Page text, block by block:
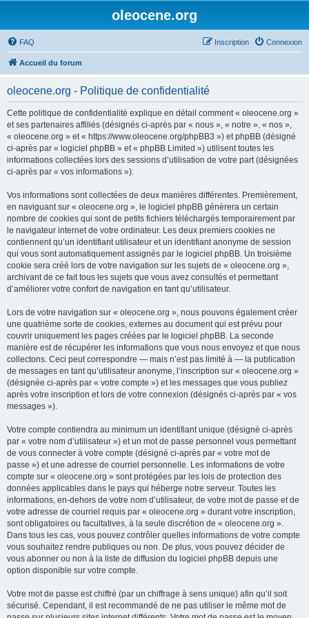
oleocene.org
FAQ Connexion
Inscription
Accueil du forum
oleocene.org - Politique de confidentialité
Cette politique de confidentialité explique en détail comment « oleocene.org »
et ses partenaires affiliés (désignés ci-après par « nous », « notre », « nos »,
« oleocene.org » et « https://www.oleocene.org/phpBB3 ») et phpBB (désigné
ci-après par « logiciel phpBB » et « phpBB Limited ») utilisent toutes les
informations collectées lors des sessions d’utilisation de votre part (désignées
ci-après par « vos informations »).
Vos informations sont collectées de deux manières différentes. Premièrement,
en naviguant sur « oleocene.org », le logiciel phpBB génèrera un certain
nombre de cookies qui sont de petits fichiers téléchargés temporairement par
le navigateur internet de votre ordinateur. Les deux premiers cookies ne
contiennent qu’un identifiant utilisateur et un identifiant anonyme de session
qui vous sont automatiquement assignés par le logiciel phpBB. Un troisième
cookie sera créé lors de votre navigation sur les sujets de « oleocene.org »,
archivant de ce fait tous les sujets que vous avez consultés et permettant
d’améliorer votre confort de navigation en tant qu’utilisateur.
Lors de votre navigation sur « oleocene.org », nous pouvons également créer
une quatrième sorte de cookies, externes au document qui est prévu pour
couvrir uniquement les pages créées par le logiciel phpBB. La seconde
manière est de récupérer les informations que vous nous envoyez et que nous
collectons. Ceci peut correspondre — mais n’est pas limité à — la publication
de messages en tant qu’utilisateur anonyme, l’inscription sur « oleocene.org »
(désignée ci-après par « votre compte ») et les messages que vous publiez
après votre inscription et lors de votre connexion (désignés ci-après par « vos
messages »).
Votre compte contiendra au minimum un identifiant unique (désigné ci-après
par « votre nom d’utilisateur ») et un mot de passe personnel vous permettant
de vous connecter à votre compte (désigné ci-après par « votre mot de
passe ») et une adresse de courriel personnelle. Les informations de votre
compte sur « oleocene.org » sont protégées par les lois de protection des
données applicables dans le pays qui héberge notre serveur. Toutes les
informations, en-dehors de votre nom d’utilisateur, de votre mot de passe et de
votre adresse de courriel requis par « oleocene.org » durant votre inscription,
sont obligatoires ou facultatives, à la seule discrétion de « oleocene.org ».
Dans tous les cas, vous pouvez contrôler quelles informations de votre compte
vous souhaitez rendre publiques ou non. De plus, vous pouvez décider de
vous abonner ou non à la liste de diffusion du logiciel phpBB depuis une
option disponible sur votre compte.
Votre mot de passe est chiffré (par un chiffrage à sens unique) afin qu’il soit
sécurisé. Cependant, il est recommandé de ne pas utiliser le même mot de